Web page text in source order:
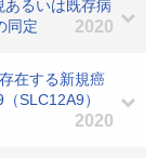
るいは既存病
同定
2020
在する新規癌
SLC12A9）
2020